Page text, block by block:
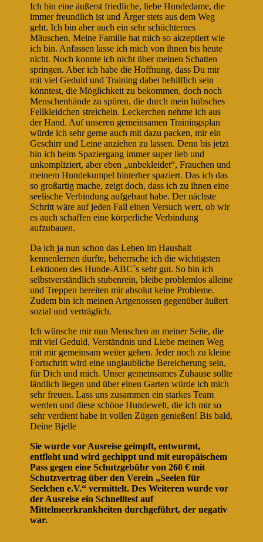
Ich bin eine äußerst friedliche, liebe Hundedame, die
immer freundlich ist und Ärger stets aus dem Weg
geht. Ich bin aber auch ein sehr schüchternes
Mäuschen. Meine Familie hat mich so akzeptiert wie
ich bin. Anfassen lasse ich mich von ihnen bis heute
nicht. Noch konnte ich nicht über meinen Schatten
springen. Aber ich habe die Hoffnung, dass Du mir
mit viel Geduld und Training dabei behilflich sein
könntest, die Möglichkeit zu bekommen, doch noch
Menschenhände zu spüren, die durch mein hübsches
Fellkleidchen streicheln. Leckerchen nehme ich aus
der Hand. Auf unseren gemeinsamen Trainingsplan
würde ich sehr gerne auch mit dazu packen, mir ein
Geschirr und Leine anziehen zu lassen. Denn bis jetzt
bin ich beim Spaziergang immer super lieb und
unkompliziert, aber eben „unbekleidet“, Frauchen und
meinem Hundekumpel hinterher spaziert. Das ich das
so großartig mache, zeigt doch, dass ich zu ihnen eine
seelische Verbindung aufgebaut habe. Der nächste
Schritt wäre auf jeden Fall einen Versuch wert, ob wir
es auch schaffen eine körperliche Verbindung
aufzubauen.
Da ich ja nun schon das Leben im Haushalt
kennenlernen durfte, beherrsche ich die wichtigsten
Lektionen des Hunde-ABC´s sehr gut. So bin ich
selbstverständlich stubenrein, bleibe problemlos alleine
und Treppen bereiten mir absolut keine Probleme.
Zudem bin ich meinen Artgenossen gegenüber äußert
sozial und verträglich.
Ich wünsche mir nun Menschen an meiner Seite, die
mit viel Geduld, Verständnis und Liebe meinen Weg
mit mir gemeinsam weiter gehen. Jeder noch zu kleine
Fortschritt wird eine unglaubliche Bereicherung sein,
für Dich und mich. Unser gemeinsames Zuhause sollte
ländlich liegen und über einen Garten würde ich mich
sehr freuen. Lass uns zusammen ein starkes Team
werden und diese schöne Hundewelt, die ich mir so
sehr verdient habe in vollen Zügen genießen! Bis bald,
Deine Bjelle
Sie wurde vor Ausreise geimpft, entwurmt,
entfloht und wird gechippt und mit europäischem
Pass gegen eine Schutzgebühr von 260 € mit
Schutzvertrag über den Verein „Seelen für
Seelchen e.V.“ vermittelt. Des Weiteren wurde vor
der Ausreise ein Schnelltest auf
Mittelmeerkrankheiten durchgeführt, der negativ
war.